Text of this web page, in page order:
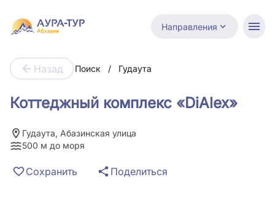
Направления
Назад Поиск / Гудаута
Коттеджный комплекс «DiAlex»
Гудаута, Абазинская улица
500 м до моря
Сохранить Поделиться